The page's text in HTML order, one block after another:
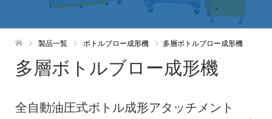
製品一覧 ボトルブロー成形機 多層ボトルブロー成形機
多層ボトルブロー成形機
全自動油圧式ボトル成形アタッチメント